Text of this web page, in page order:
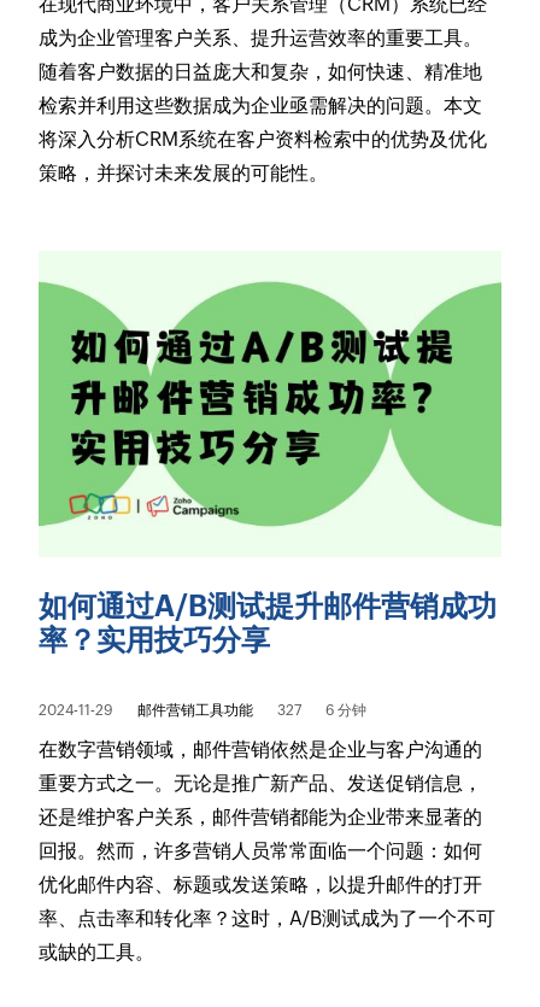
成为企业管理客户关系、提升运营效率的重要工具。
随着客户数据的日益庞大和复杂，如何快速、精准地
检索并利用这些数据成为企业亟需解决的问题。本文
将深入分析CRM系统在客户资料检索中的优势及优化
策略，并探讨未来发展的可能性。
如何通过A/B测试提升邮件营销成功
率？实用技巧分享
2024-11-29 邮件营销工具功能 327 6 分钟
在数字营销领域，邮件营销依然是企业与客户沟通的
重要方式之一。无论是推广新产品、发送促销信息，
还是维护客户关系，邮件营销都能为企业带来显著的
回报。然而，许多营销人员常常面临一个问题：如何
优化邮件内容、标题或发送策略，以提升邮件的打开
率、点击率和转化率？这时，A/B测试成为了一个不可
或缺的工具。